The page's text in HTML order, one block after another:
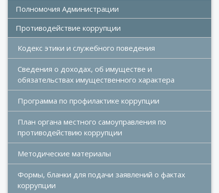
Полномочия Администрации
Противодействие коррупции
Кодекс этики и служебного поведения
Сведения о доходах, об имуществе и
обязательствах имущественного характера
Программа по профилактике коррупции
План органа местного самоуправления по
противодействию коррупции
Методические материалы
Формы, бланки для подачи заявлений о фактах
коррупции